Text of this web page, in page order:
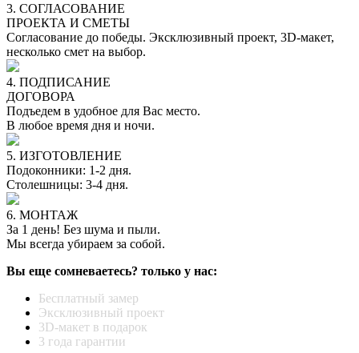
3. СОГЛАСОВАНИЕ
ПРОЕКТА И СМЕТЫ
Согласование до победы. Эксклюзивный проект, 3D-макет,
несколько смет на выбор.
4. ПОДПИСАНИЕ
ДОГОВОРА
Подъедем в удобное для Вас место.
В любое время дня и ночи.
5. ИЗГОТОВЛЕНИЕ
Подоконники: 1-2 дня.
Столешницы: 3-4 дня.
6. МОНТАЖ
За 1 день! Без шума и пыли.
Мы всегда убираем за собой.
Вы еще сомневаетесь? только у нас:
Бесплатный замер
Эксклюзивный проект
3D-макет в подарок
3 года гарантии